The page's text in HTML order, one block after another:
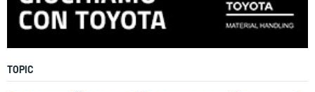
TOPIC